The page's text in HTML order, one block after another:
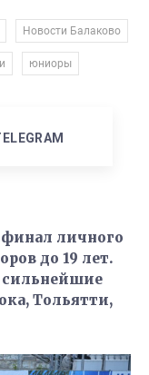
Новости Балаково
юниоры
финал личного
до 19 лет.
сильнейшие
Тольятти,